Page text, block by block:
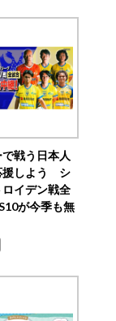
戦う日本人
援しよう シ
イデン戦全
が今季も無